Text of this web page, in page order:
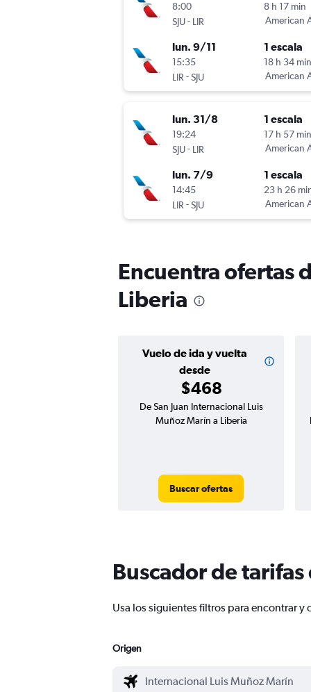
8:00
SJU- LIR
8 h 17 min
American
lun. 9/11
15:35
LIR -SJU
1 escala
18 h 34 min
American
lun. 31/8
19:24
SJU- LIR
1 escala
17 h 57 min
American
lun. 7/9
14:45
LIR -SJU
1 escala
23 h 26
American
Encuentra ofertas
Liberia
Vuelo de ida y vuelta
desde
$468
De San Juan Internacional Luis
Muñoz Marín a Liberia
Buscar ofertas
Buscador de
Usa los siguientes filtros para encontrar
Origen